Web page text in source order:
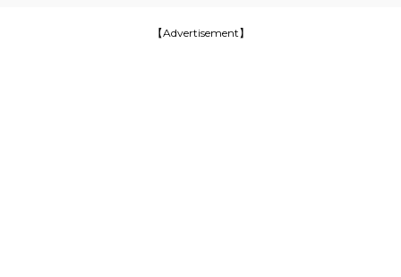
【Advertisement】